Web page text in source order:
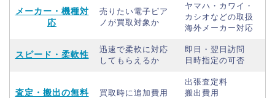
メーカー・機種対
応
売りたい電子ピア
ノが買取対象か
ヤマハ・カワイ・
カシオなどの取扱
海外メーカー対応
スピード・柔軟性
迅速で柔軟に対応
してもらえるか
即日・翌日訪問
日時指定の可否
査定・搬出の無料
買取時に追加費用
出張査定料
搬出費用